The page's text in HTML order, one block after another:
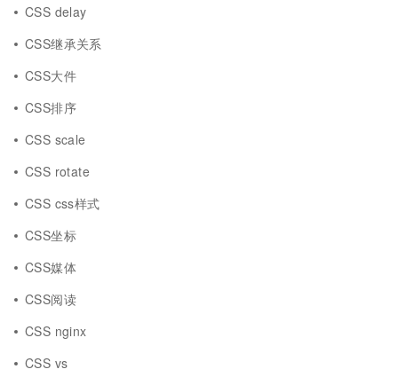
CSS delay
CSS继承关系
CSS大件
CSS排序
CSS scale
CSS rotate
CSS css样式
CSS坐标
CSS媒体
CSS阅读
CSS nginx
CSS vs